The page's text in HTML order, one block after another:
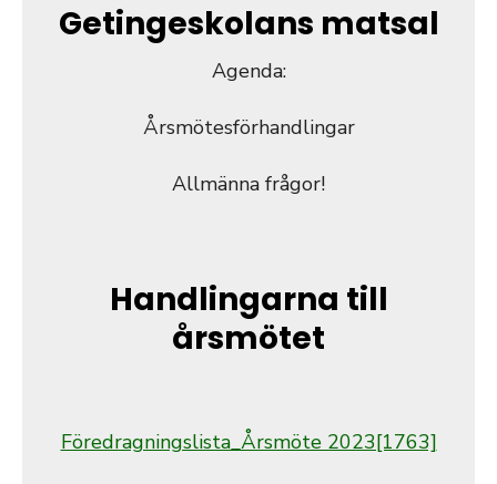
Getingeskolans matsal
Agenda:
Årsmötesförhandlingar
Allmänna frågor!
Handlingarna till
årsmötet
Föredragningslista_Årsmöte 2023[1763]